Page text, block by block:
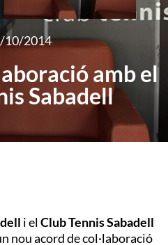
10/2014
amb el
Sabadell
i elClub Tennis Sabadell
nou acord de col·laboració